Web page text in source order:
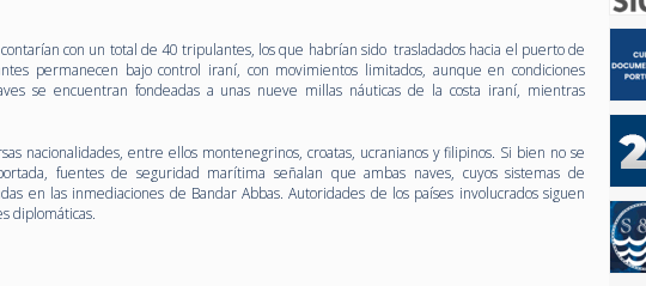
con un total de 40 tripulantes, los que habrían sido trasladados hacia el puerto de
permanecen bajo control iraní, con movimientos limitados, aunque en condiciones
se encuentran fondeadas a unas nueve millas náuticas de la costa iraní, mientras
nacionalidades, entre ellos montenegrinos, croatas, ucranianos y filipinos. Si bien no se
fuentes de seguridad marítima señalan que ambas naves, cuyos sistemas de
en las inmediaciones de Bandar Abbas. Autoridades de los países involucrados siguen
diplomáticas.